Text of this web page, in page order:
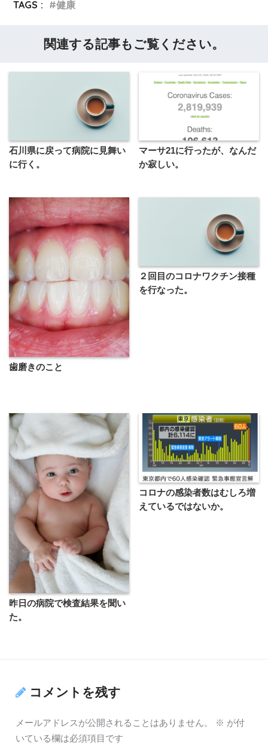
TAGS : 健康
関連する記事もご覧ください。
石川県に戻って病院に見舞い
に行く。
マーサ21に行ったが、なんだ
か寂しい。
歯磨きのこと
２回目のコロナワクチン接種
を行なった。
昨日の病院で検査結果を聞い
た。
コロナの感染者数はむしろ増
えているではないか。
コメントを残す
メールアドレスが公開されることはありません。 ※ が付
いている欄は必須項目です